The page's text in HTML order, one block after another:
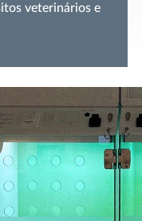
veterinários e